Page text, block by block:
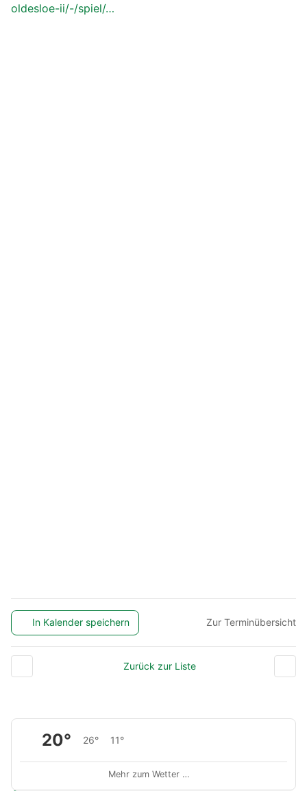
oldesloe-ii/-/spiel/…
In Kalender speichern Zur Terminübersicht
Zurück zur Liste
20° 26° 11°
Mehr zum Wetter …